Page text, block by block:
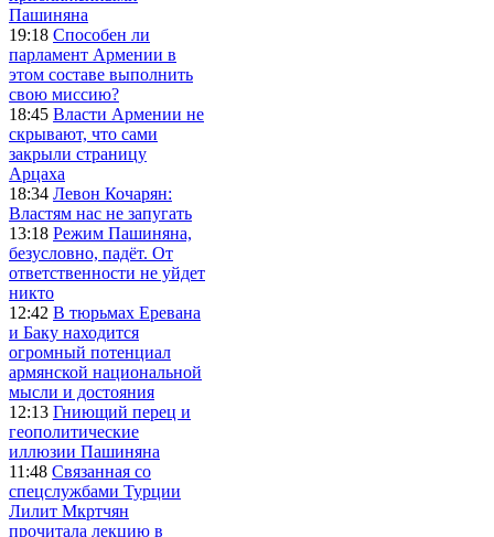
Пашиняна
19:18 Способен ли
парламент Армении в
этом составе выполнить
свою миссию?
18:45 Власти Армении не
скрывают, что сами
закрыли страницу
Арцаха
18:34 Левон Кочарян:
Властям нас не запугать
13:18 Режим Пашиняна,
безусловно, падёт. От
ответственности не уйдет
никто
12:42 В тюрьмах Еревана
и Баку находится
огромный потенциал
армянской национальной
мысли и достояния
12:13 Гниющий перец и
геополитические
иллюзии Пашиняна
11:48 Связанная со
спецслужбами Турции
Лилит Мкртчян
прочитала лекцию в